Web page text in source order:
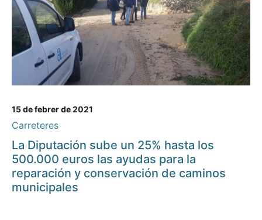
15 de febrer de 2021
Carreteres
La Diputación sube un 25% hasta los
500.000 euros las ayudas para la
reparación y conservación de caminos
municipales